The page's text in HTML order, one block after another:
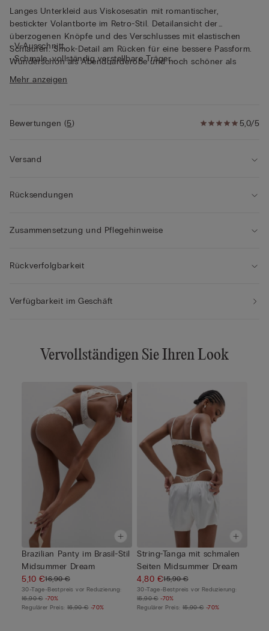
Langes Unterkleid aus Viskosesatin mit romantischer,
bestickter Volantborte im Retro-Stil. Detailansicht der
überzogenen Knöpfe und des Verschlusses mit elastischen
Schlaufen. Smok-Detail am Rücken für eine bessere Passform.
Wunderschön als Abendgarderobe und noch schöner als
Kleid.
• V-Ausschnitt
• Schmale, vollständig verstellbare Träger
• Das Model ist 175 cm groß und trägt Größe 2 / S
Mehr anzeigen
5,0/5
Bewertungen (5)
Versand
Rücksendungen
Zusammensetzung und Pflegehinweise
Rückverfolgbarkeit
Verfügbarkeit im Geschäft
Vervollständigen Sie Ihren Look
Brazilian Panty im Brasil-Stil
Midsummer Dream
5,10 €16,90 €
30-Tage-Bestpreis vor Reduzierung:
16,90 € -70%
Regulärer Preis: 16,90 € -70%
String-Tanga mit schmalen
Seiten Midsummer Dream
4,80 €15,90 €
30-Tage-Bestpreis vor Reduzierung:
15,90 € -70%
Regulärer Preis: 15,90 € -70%